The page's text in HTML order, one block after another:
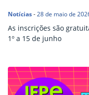
Notícias-28 de maio de
As inscrições são
1º a 15 de junho